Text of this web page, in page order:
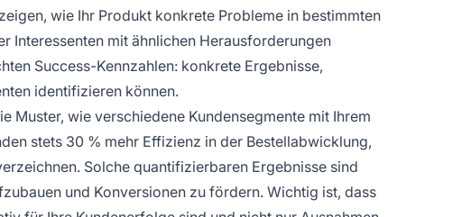
wie Ihr Produkt konkrete Probleme in bestimmten
Interessenten mit ähnlichen Herausforderungen
Success-Kennzahlen: konkrete Ergebnisse,
identifizieren können.
Muster, wie verschiedene Kundensegmente mit Ihrem
stets 30 % mehr Effizienz in der Bestellabwicklung,
Solche quantifizierbaren Ergebnisse sind
und Konversionen zu fördern. Wichtig ist, dass